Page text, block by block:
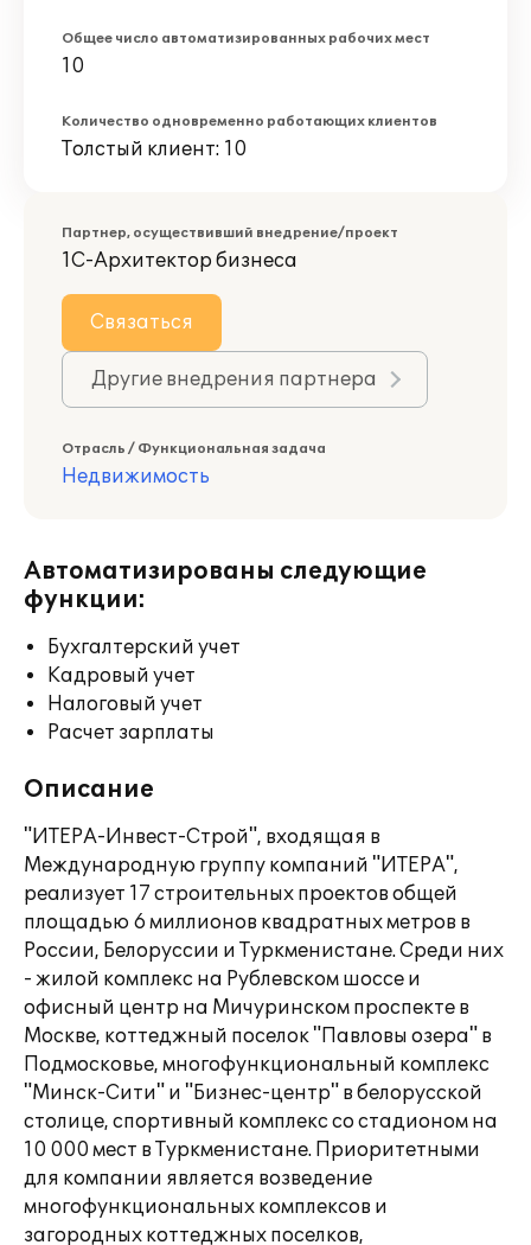
Общее число автоматизированных рабочих мест
10
Количество одновременно работающих клиентов
Толстый клиент: 10
Партнер, осуществивший внедрение/проект
1С-Архитектор бизнеса
Связаться
Другие внедрения партнера
Отрасль / Функциональная задача
Недвижимость
Автоматизированы следующие
функции:
Бухгалтерский учет
Кадровый учет
Налоговый учет
Расчет зарплаты
Описание
"ИТЕРА-Инвест-Строй", входящая в
Международную группу компаний "ИТЕРА",
реализует 17 строительных проектов общей
площадью 6 миллионов квадратных метров в
России, Белоруссии и Туркменистане. Среди них
- жилой комплекс на Рублевском шоссе и
офисный центр на Мичуринском проспекте в
Москве, коттеджный поселок "Павловы озера" в
Подмосковье, многофункциональный комплекс
"Минск-Сити" и "Бизнес-центр" в белорусской
столице, спортивный комплекс со стадионом на
10 000 мест в Туркменистане. Приоритетными
для компании является возведение
многофункциональных комплексов и
загородных коттеджных поселков,